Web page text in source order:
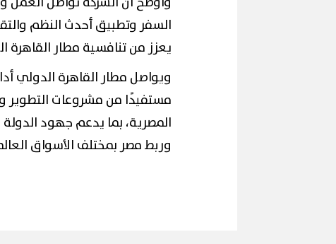
السفر وتطبيق أحدث النظم
يعزز من تنافسية مطار القاهرة
ويواصل مطار القاهرة الدولي
مستفيدًا من مشروعات التطوير
المصرية، بما يدعم جهود الدولة
وربط مصر بمختلف الأسواق